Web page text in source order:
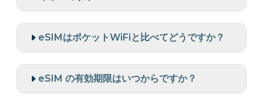
eSIMはポケットWiFiと比べてどうですか？
eSIM の有効期限はいつからですか？